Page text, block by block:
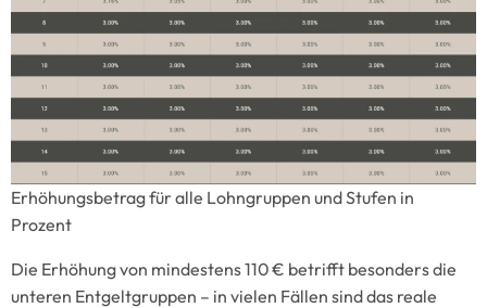
Erhöhungsbetrag für alle Lohngruppen und Stufen in
Prozent
Die Erhöhung von mindestens 110 € betrifft besonders die
unteren Entgeltgruppen – in vielen Fällen sind das reale